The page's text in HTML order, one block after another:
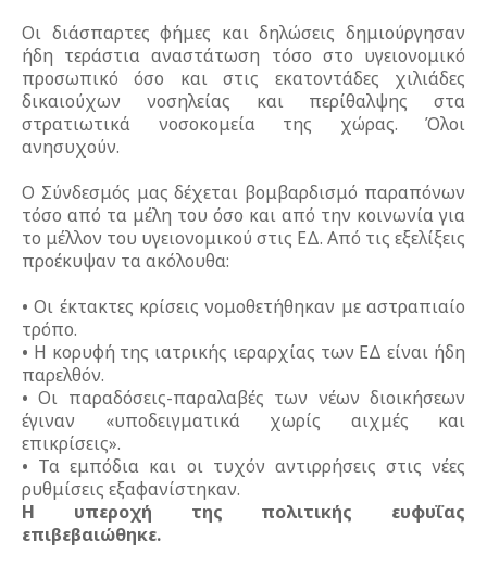
Οι διάσπαρτες φήμες και δηλώσεις δημιούργησαν
ήδη τεράστια αναστάτωση τόσο στο υγειονομικό
προσωπικό όσο και στις εκατοντάδες χιλιάδες
δικαιούχων νοσηλείας και περίθαλψης στα
στρατιωτικά νοσοκομεία της χώρας. Όλοι
ανησυχούν.
Ο Σύνδεσμός μας δέχεται βομβαρδισμό παραπόνων
τόσο από τα μέλη του όσο και από την κοινωνία για
το μέλλον του υγειονομικού στις ΕΔ. Από τις εξελίξεις
προέκυψαν τα ακόλουθα:
• Οι έκτακτες κρίσεις νομοθετήθηκαν με αστραπιαίο
τρόπο.
• Η κορυφή της ιατρικής ιεραρχίας των ΕΔ είναι ήδη
παρελθόν.
• Οι παραδόσεις-παραλαβές των νέων διοικήσεων
έγιναν «υποδειγματικά χωρίς αιχμές και
επικρίσεις».
• Τα εμπόδια και οι τυχόν αντιρρήσεις στις νέες
ρυθμίσεις εξαφανίστηκαν.
Η υπεροχή της πολιτικής ευφυΐας
επιβεβαιώθηκε.